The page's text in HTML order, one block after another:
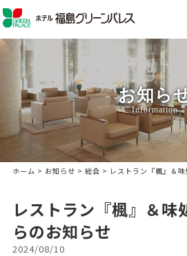
お知ら
Information
ホーム > お知らせ > 総合 > レストラン『楓』＆
レストラン『楓』＆味
らのお知らせ
2024/08/10